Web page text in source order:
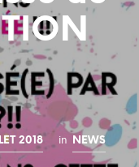
2018 in NEWS